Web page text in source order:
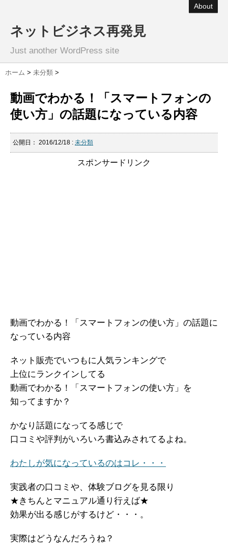
About
ネットビジネス再発見
Just another WordPress site
ホーム > 未分類 >
動画でわかる！「スマートフォンの
使い方」の話題になっている内容
公開日： 2016/12/18 : 未分類
スポンサードリンク
動画でわかる！「スマートフォンの使い方」の話題に
なっている内容
ネット販売でいつもに人気ランキングで
上位にランクインしてる
動画でわかる！「スマートフォンの使い方」を
知ってますか？
かなり話題になってる感じで
口コミや評判がいろいろ書込みされてるよね。
わたしが気になっているのはコレ・・・
実践者の口コミや、体験ブログを見る限り
★きちんとマニュアル通り行えば★
効果が出る感じがするけど・・・。
実際はどうなんだろうね？